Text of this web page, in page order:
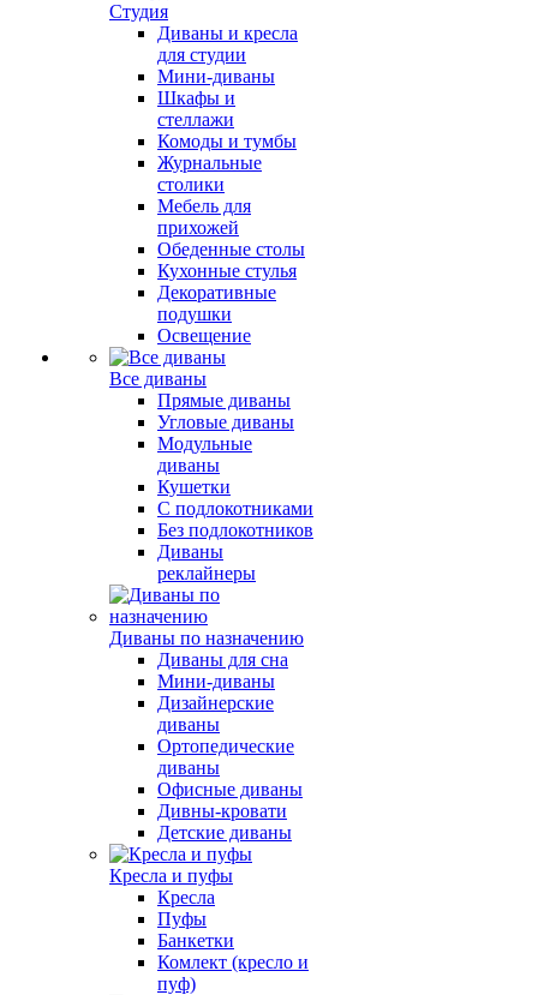
Студия
Диваны и кресла
для студии
Мини-диваны
Шкафы и
стеллажи
Комоды и тумбы
Журнальные
столики
Мебель для
прихожей
Обеденные столы
Кухонные стулья
Декоративные
подушки
Освещение
Все диваны
Прямые диваны
Угловые диваны
Модульные
диваны
Кушетки
С подлокотниками
Без подлокотников
Диваны
реклайнеры
Диваны по назначению
Диваны для сна
Мини-диваны
Дизайнерские
диваны
Ортопедические
диваны
Офисные диваны
Дивны-кровати
Детские диваны
Кресла и пуфы
Кресла
Пуфы
Банкетки
Комлект (кресло и
пуф)